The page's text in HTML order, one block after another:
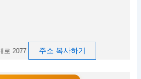
로 2077 주소 복사하기